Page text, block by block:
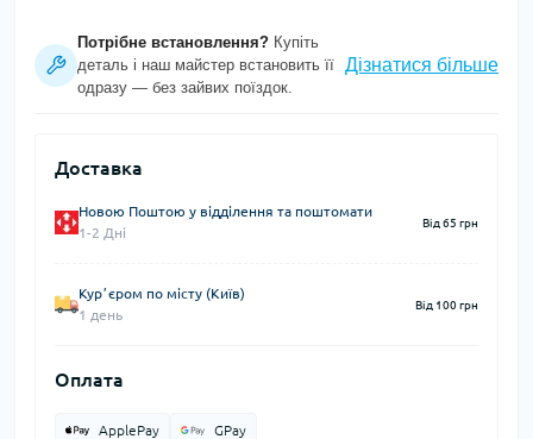
Потрібне встановлення? Купіть
деталь і наш майстер встановить її
одразу — без зайвих поїздок.
Дізнатися більше
Доставка
Новою Поштою у відділення та поштомати
1-2 Дні
Від 65 грн
Курʼєром по місту (Київ)
1 день
Від 100 грн
Оплата
ApplePay GPay